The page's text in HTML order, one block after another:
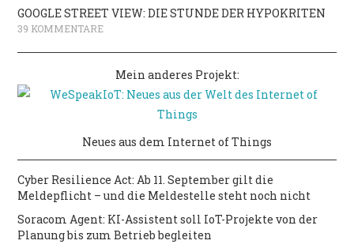
GOOGLE STREET VIEW: DIE STUNDE DER HYPOKRITEN
39 KOMMENTARE
Mein anderes Projekt:
Neues aus dem Internet of Things
Cyber Resilience Act: Ab 11. September gilt die
Meldepflicht – und die Meldestelle steht noch nicht
Soracom Agent: KI-Assistent soll IoT-Projekte von der
Planung bis zum Betrieb begleiten